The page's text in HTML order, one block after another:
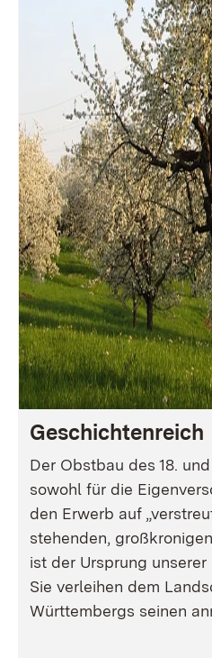
Geschichtenreich
Der Obstbau des 18.
sowohl für die
den Erwerb auf
stehenden,
ist der Ursprung
Sie verleihen dem
Württembergs seinen